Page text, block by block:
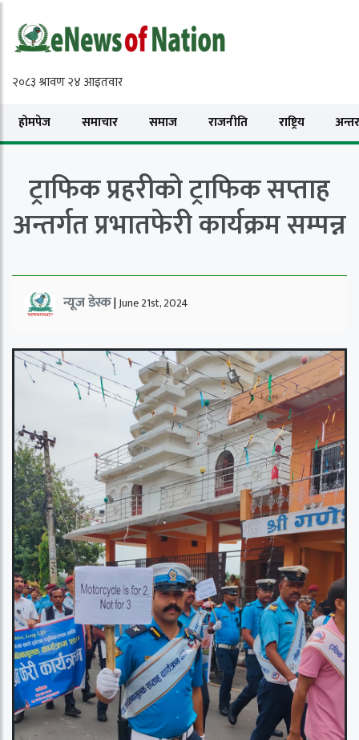
होमपेज समाचार समाज राजनीति राष्ट्रिय
ट्राफिक प्रहरीको ट्राफिक सप्ताह
अन्तर्गत प्रभातफेरी कार्यक्रम सम्पन्न
न्यूज डेस्क|June 21st, 2024